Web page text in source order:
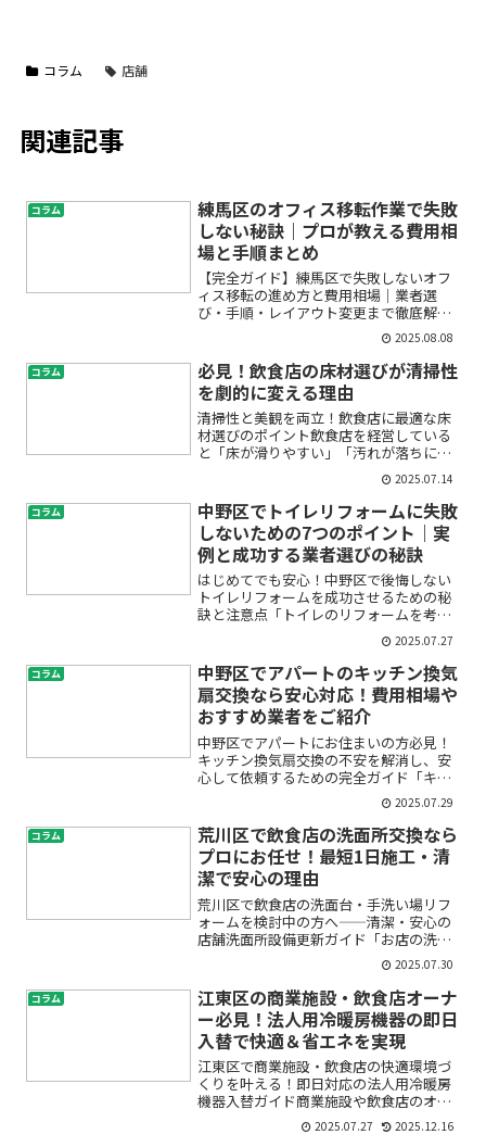
コラム 店舗
関連記事
コラム
練馬区のオフィス移転作業で失敗
しない秘訣｜プロが教える費用相
場と手順まとめ
【完全ガイド】練馬区で失敗しないオフ
ィス移転の進め方と費用相場｜業者選
び・手順・レイアウト変更まで徹底解説
オフィス移転は、多くの企業や事務所担
当者にとって初めての経験であり、「何
から始めればいいの？」「費用はどれく
らいかかるの？」「信頼でき...
2025.08.08
コラム
必見！飲食店の床材選びが清掃性
を劇的に変える理由
清掃性と美観を両立！飲食店に最適な床
材選びのポイント飲食店を経営している
と「床が滑りやすい」「汚れが落ちにく
い」「イメージに合わない」といったお
悩みはつきものです。実際、床材選びは
衛生管理にも直結し、清掃効率やメンテ
ナンスコストにも大きく影...
2025.07.14
コラム
中野区でトイレリフォームに失敗
しないための7つのポイント｜実
例と成功する業者選びの秘訣
はじめてでも安心！中野区で後悔しない
トイレリフォームを成功させるための秘
訣と注意点「トイレのリフォームを考え
ているけど、どこに頼めばいいの？」
「予算が心配…」「失敗事例を知ってお
きたい」——そんな不安や疑問をお持ち
ではありませんか。特に中野...
2025.07.27
コラム
中野区でアパートのキッチン換気
扇交換なら安心対応！費用相場や
おすすめ業者をご紹介
中野区でアパートにお住まいの方必見！
キッチン換気扇交換の不安を解消し、安
心して依頼するための完全ガイド「キッ
チンの換気扇がうるさい」「吸い込みが
悪くなった」「でも、交換を頼むのって
なんだか不安…」中野区のアパートにお
住まいで、こんなお悩みや...
2025.07.29
コラム
荒川区で飲食店の洗面所交換なら
プロにお任せ！最短1日施工・清
潔で安心の理由
荒川区で飲食店の洗面台・手洗い場リフ
ォームを検討中の方へ――清潔・安心の
店舗洗面所設備更新ガイド「お店の洗面
所が古くなってきた」「水漏れや詰まり
が心配」「お客様にもっと清潔な印象を
持ってもらいたい」――そんな悩みを持
つ飲食店オーナー様や店舗...
2025.07.30
コラム
江東区の商業施設・飲食店オーナ
ー必見！法人用冷暖房機器の即日
入替で快適＆省エネを実現
江東区で商業施設・飲食店の快適環境づ
くりを叶える！即日対応の法人用冷暖房
機器入替ガイド商業施設や飲食店のオー
ナー様にとって、冷暖房機器の故障や老
朽化は大きな悩みですよね。「急にエア
2025.07.27 2025.12.16